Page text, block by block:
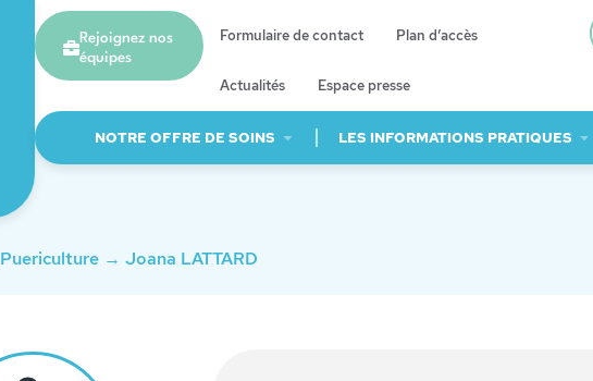
Rejoignez nos
équipes
Formulaire de contact Plan d’accès
Actualités Espace presse
NOTRE OFFRE DE SOINS LES INFORMATIONS PRATIQUES
Puericulture → Joana LATTARD